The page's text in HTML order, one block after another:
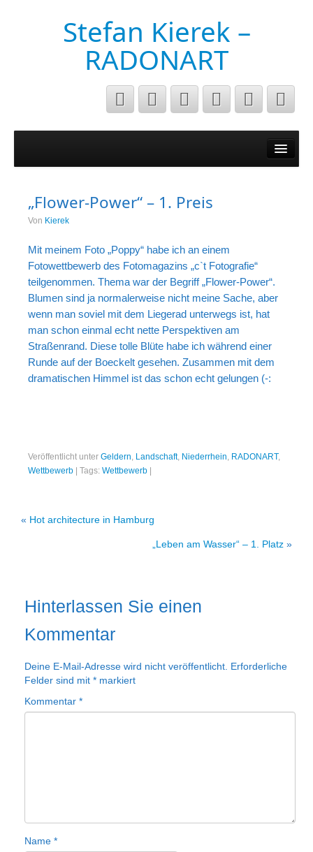
Stefan Kierek –
RADONART
Musik&Art
Architecture
Luftaufnahmen
Portrait
Wettbewerb
„Flower-Power“ – 1. Preis
Von Kierek
Mit meinem Foto „Poppy“ habe ich an einem
Fotowettbewerb des Fotomagazins „c`t Fotografie“
teilgenommen. Thema war der Begriff „Flower-Power“.
Blumen sind ja normalerweise nicht meine Sache, aber
wenn man soviel mit dem Liegerad unterwegs ist, hat
man schon einmal echt nette Perspektiven am
Straßenrand. Diese tolle Blüte habe ich während einer
Runde auf der Boeckelt gesehen. Zusammen mit dem
dramatischen Himmel ist das schon echt gelungen (-:
Veröffentlicht unter Geldern, Landschaft, Niederrhein, RADONART,
Wettbewerb
Tags: Wettbewerb
« Hot architecture in Hamburg
„Leben am Wasser“ – 1. Platz »
Hinterlassen Sie einen
Kommentar
Deine E-Mail-Adresse wird nicht veröffentlicht. Erforderliche
Felder sind mit * markiert
Kommentar *
Name *